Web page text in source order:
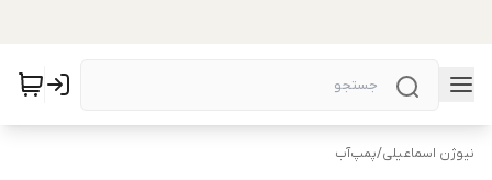
نیوژن اسماعیلی/پمپ‌آب